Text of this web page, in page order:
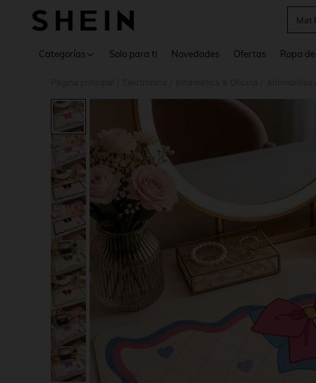
Mat
Categorías Solo para ti Novedades Ofertas Ropa